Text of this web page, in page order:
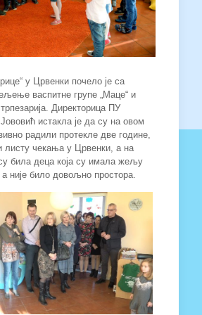
у Црвенки почело је са
васпитне групе „Маце“ и
Директорица ПУ
истакла је да су на овом
радили протекле две године,
листу чекања у Црвенки, а на
била деца која су имала жељу
није било довољно простора.